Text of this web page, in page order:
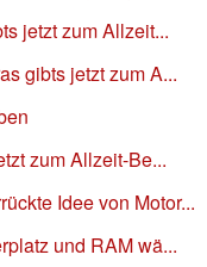
jetzt zum Allzeit...
gibts jetzt zum A...
zum Allzeit-Be...
Idee von Motor...
und RAM wä...